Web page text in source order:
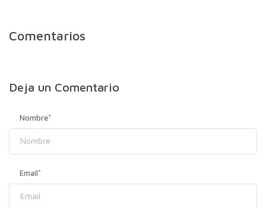
Comentarios
Deja un Comentario
Nombre*
Email*